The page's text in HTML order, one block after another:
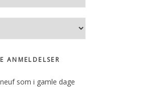
ANMELDELSER
som i gamle dage